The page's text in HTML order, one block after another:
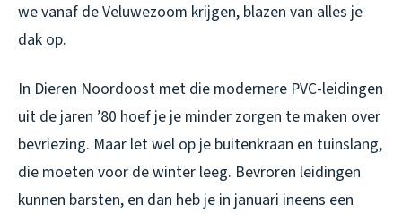
we vanaf de Veluwezoom krijgen, blazen van alles je
dak op.
In Dieren Noordoost met die modernere PVC-leidingen
uit de jaren ’80 hoef je je minder zorgen te maken over
bevriezing. Maar let wel op je buitenkraan en tuinslang,
die moeten voor de winter leeg. Bevroren leidingen
kunnen barsten, en dan heb je in januari ineens een